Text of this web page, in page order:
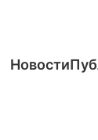
Новости